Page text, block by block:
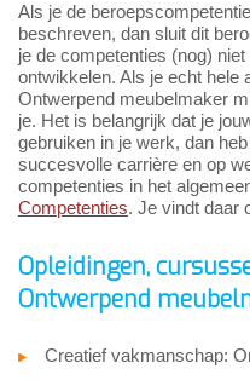
Als je de
beschreven, dan sluit dit
je de competenties (nog)
ontwikkelen. Als je echt hele
Ontwerpend meubelmaker
je. Het is belangrijk dat je
gebruiken in je werk, dan
succesvolle carrière en op
competenties in het
Competenties. Je vindt daar
Opleidingen,
Ontwerpend
Creatief vakmanschap: